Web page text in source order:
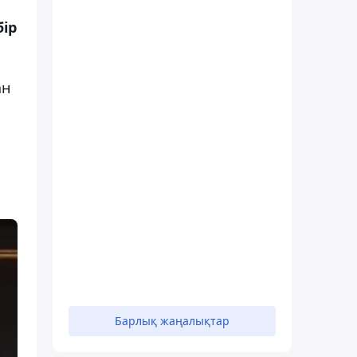
Барлық жаңалықтар